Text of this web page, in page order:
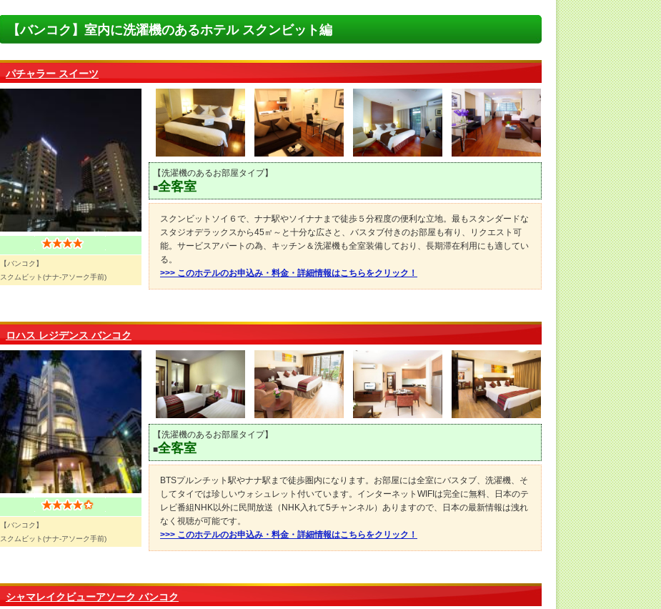
【バンコク】室内に洗濯機のあるホテル スクンビット編
パチャラー スイーツ
【バンコク】
スクムビット(ナナ-アソーク手前)
【洗濯機のあるお部屋タイプ】
■全客室
スクンビットソイ６で、ナナ駅やソイナナまで徒歩５分程度の便利な立地。最もスタンダードな
スタジオデラックスから45㎡～と十分な広さと、バスタブ付きのお部屋も有り、リクエスト可
能。サービスアパートの為、キッチン＆洗濯機も全室装備しており、長期滞在利用にも適してい
る。
>>> このホテルのお申込み・料金・詳細情報はこちらをクリック！
ロハス レジデンス バンコク
【バンコク】
スクムビット(ナナ-アソーク手前)
【洗濯機のあるお部屋タイプ】
■全客室
BTSプルンチット駅やナナ駅まで徒歩圏内になります。お部屋には全室にバスタブ、洗濯機、そ
してタイでは珍しいウォシュレット付いています。インターネットWIFIは完全に無料、日本のテ
レビ番組NHK以外に民間放送（NHK入れて5チャンネル）ありますので、日本の最新情報は洩れ
なく視聴が可能です。
>>> このホテルのお申込み・料金・詳細情報はこちらをクリック！
シャマレイクビューアソーク バンコク